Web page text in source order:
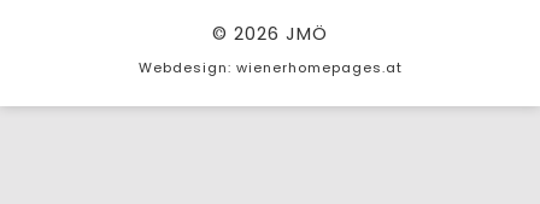
© 2026 JMÖ
Webdesign: wienerhomepages.at